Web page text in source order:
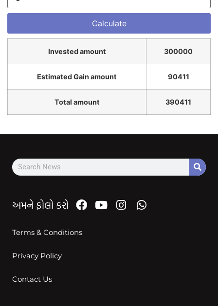
Invested amount 300000
Estimated Gain amount 90411
Total amount 390411
અમને ફોલો કરો
Terms & Conditions
Privacy Policy
Contact Us